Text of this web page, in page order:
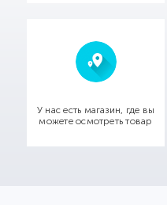
У нас есть магазин, где вы
можете осмотреть товар